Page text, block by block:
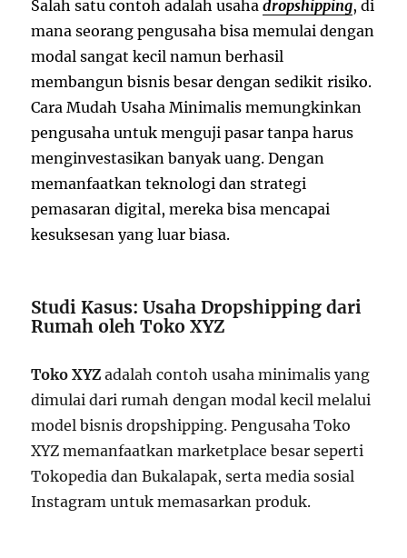
Salah satu contoh adalah usahadropshipping, di
mana seorang pengusaha bisa memulai dengan
modal sangat kecil namun berhasil
membangun bisnis besar dengan sedikit risiko.
Cara Mudah Usaha Minimalis memungkinkan
pengusaha untuk menguji pasar tanpa harus
menginvestasikan banyak uang. Dengan
memanfaatkan teknologi dan strategi
pemasaran digital, mereka bisa mencapai
kesuksesan yang luar biasa.
Studi Kasus: Usaha Dropshipping dari
Rumah oleh Toko XYZ
Toko XYZ adalah contoh usaha minimalis yang
dimulai dari rumah dengan modal kecil melalui
model bisnis dropshipping. Pengusaha Toko
XYZ memanfaatkan marketplace besar seperti
Tokopedia dan Bukalapak, serta media sosial
Instagram untuk memasarkan produk.